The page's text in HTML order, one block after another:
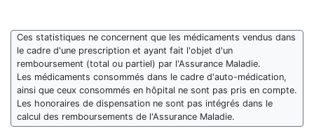
Ces statistiques ne concernent que les médicaments vendus dans
le cadre d'une prescription et ayant fait l'objet d'un
remboursement (total ou partiel) par l'Assurance Maladie.
Les médicaments consommés dans le cadre d'auto-médication,
ainsi que ceux consommés en hôpital ne sont pas pris en compte.
Les honoraires de dispensation ne sont pas intégrés dans le
calcul des remboursements de l'Assurance Maladie.